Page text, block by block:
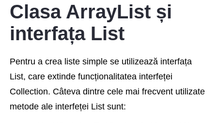
Clasa ArrayList și
interfața List
Pentru a crea liste simple se utilizează interfața
List, care extinde funcționalitatea interfeței
Collection. Câteva dintre cele mai frecvent utilizate
metode ale interfeței List sunt: